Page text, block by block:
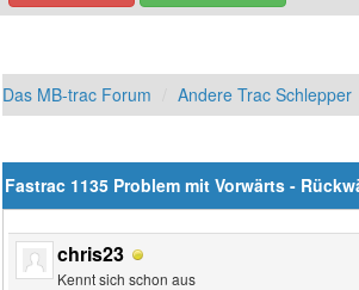
Das MB-trac Forum Andere Trac Schlepper
Fastrac 1135 Problem mit Vorwärts -
chris23
Kennt sich schon aus